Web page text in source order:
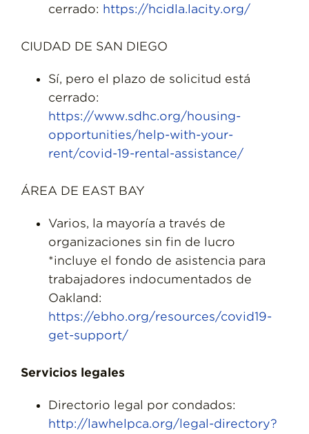
cerrado: https://hcidla.lacity.org/
CIUDAD DE SAN DIEGO
Sí, pero el plazo de solicitud está
cerrado:
https://www.sdhc.org/housing-
opportunities/help-with-your-
rent/covid-19-rental-assistance/
ÁREA DE EAST BAY
Varios, la mayoría a través de
organizaciones sin fin de lucro
*incluye el fondo de asistencia para
trabajadores indocumentados de
Oakland:
https://ebho.org/resources/covid19-
get-support/
Servicios legales
Directorio legal por condados:
http://lawhelpca.org/legal-directory?